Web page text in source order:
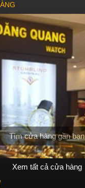
Tìm cửa hàng gần bạn
Xem tất cả cửa hàng